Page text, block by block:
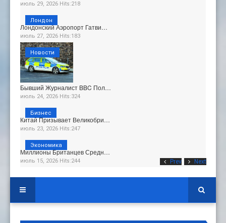
Prev Next
июль 29, 2026 Hits:218
Лондонский Аэропорт Гатви…
июль 27, 2026 Hits:183
Лондон
Бывший Журналист BBC Пол…
июль 24, 2026 Hits:324
Новости
Китай Призывает Великобри…
июль 23, 2026 Hits:247
Бизнес
Миллионы Британцев Средн…
июль 15, 2026 Hits:244
Экономика